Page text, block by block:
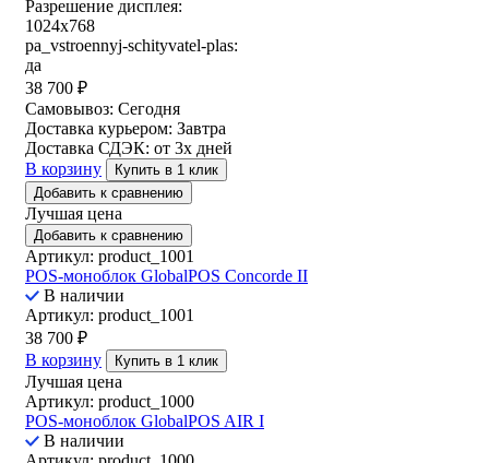
Разрешение дисплея:
1024x768
pa_vstroennyj-schityvatel-plas:
да
38 700 ₽
Самовывоз: Сегодня
Доставка курьером: Завтра
Доставка СДЭК: от 3х дней
В корзину
Купить в 1 клик
Добавить к сравнению
Лучшая цена
Добавить к сравнению
Артикул: product_1001
POS-моноблок GlobalPOS Concorde II
В наличии
Артикул: product_1001
38 700 ₽
В корзину
Купить в 1 клик
Лучшая цена
Артикул: product_1000
POS-моноблок GlobalPOS AIR I
В наличии